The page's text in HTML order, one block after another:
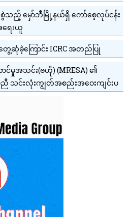
စွဲသည့် မှော်ဘီမြို့နယ်ရှိ ကော်စေ့လုပ်ငန်း
ေးယူ
ေ့ဆုံခဲ့ကြောင်း ICRC အတည်ပြု
ောင်မှုအသင်း(ဗဟို) (MRESA) ၏
သင်းလုံးကျွတ်အစည်းအဝေးကျင်းပ